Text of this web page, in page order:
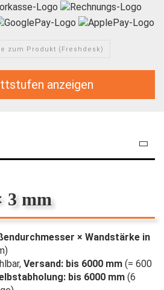
zum Produkt (Freshdesk)
anzeigen
3 mm
× Wandstärke in
Versand: bis 6000 mm (= 600
bis 6000 mm (6